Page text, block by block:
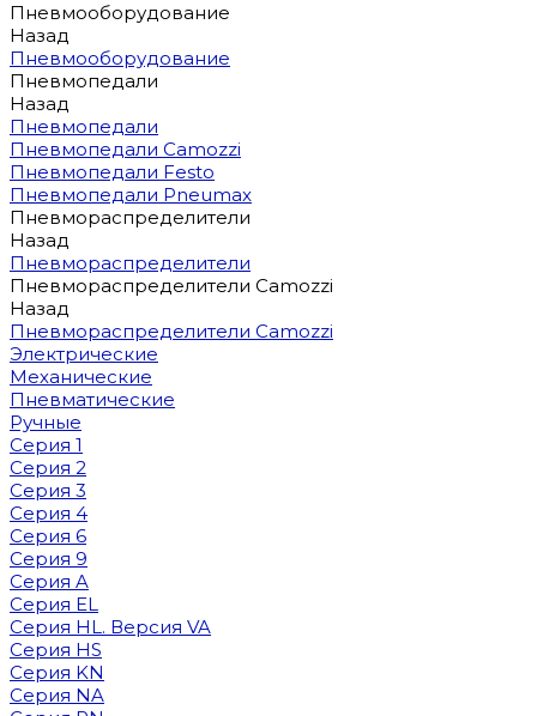
Пневмооборудование
Назад
Пневмооборудование
Пневмопедали
Назад
Пневмопедали
Пневмопедали Camozzi
Пневмопедали Festo
Пневмопедали Pneumax
Пневмораспределители
Назад
Пневмораспределители
Пневмораспределители Camozzi
Назад
Пневмораспределители Camozzi
Электрические
Механические
Пневматические
Ручные
Серия 1
Серия 2
Серия 3
Серия 4
Серия 6
Серия 9
Серия A
Серия EL
Серия HL. Версия VA
Серия HS
Серия KN
Серия NA